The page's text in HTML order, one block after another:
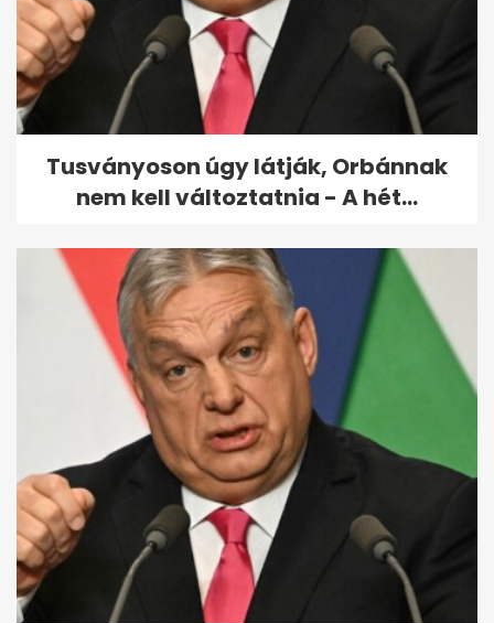
IKOP Plusz: indulhat a Baross
Gábor vasútfejlesztési terv
uniós...
Tusványoson úgy látják, Orbánnak
nem kell változtatnia - A hét...